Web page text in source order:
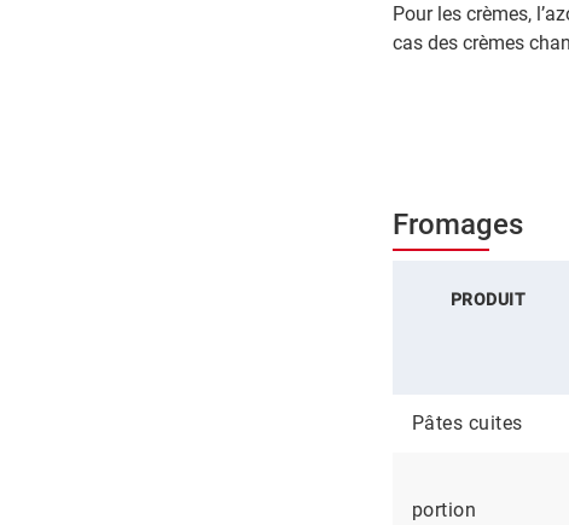
Pour les crèmes,
cas des crèmes
Fromages
PRODUIT
Pâtes cuites
portion